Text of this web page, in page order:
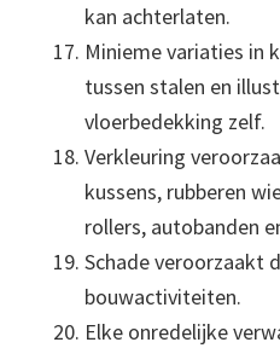
kan achterlaten.
Minieme variaties in
tussen stalen en
vloerbedekking zelf.
Verkleuring
kussens, rubberen
rollers, autobanden
Schade veroorzaakt
bouwactiviteiten.
Elke onredelijke